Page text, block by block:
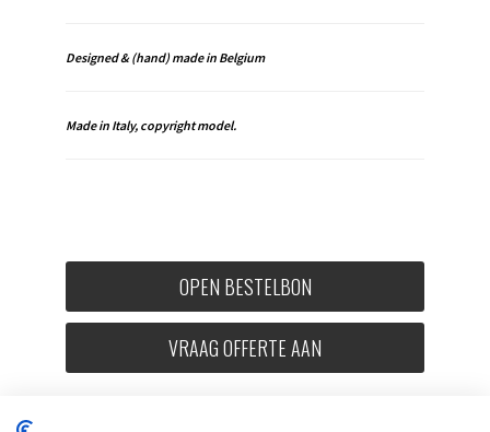
Designed & (hand) made in Belgium
Made in Italy, copyright model.
OPEN BESTELBON
VRAAG OFFERTE AAN